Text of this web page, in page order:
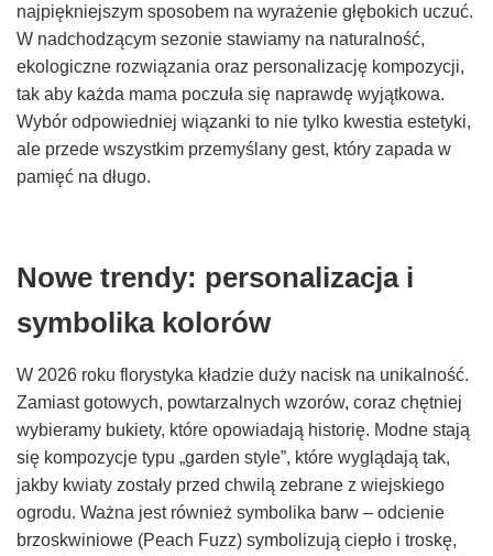
najpiękniejszym sposobem na wyrażenie głębokich uczuć.
W nadchodzącym sezonie stawiamy na naturalność,
ekologiczne rozwiązania oraz personalizację kompozycji,
tak aby każda mama poczuła się naprawdę wyjątkowa.
Wybór odpowiedniej wiązanki to nie tylko kwestia estetyki,
ale przede wszystkim przemyślany gest, który zapada w
pamięć na długo.
Nowe trendy: personalizacja i
symbolika kolorów
W 2026 roku florystyka kładzie duży nacisk na unikalność.
Zamiast gotowych, powtarzalnych wzorów, coraz chętniej
wybieramy bukiety, które opowiadają historię. Modne stają
się kompozycje typu „garden style”, które wyglądają tak,
jakby kwiaty zostały przed chwilą zebrane z wiejskiego
ogrodu. Ważna jest również symbolika barw – odcienie
brzoskwiniowe (Peach Fuzz) symbolizują ciepło i troskę,